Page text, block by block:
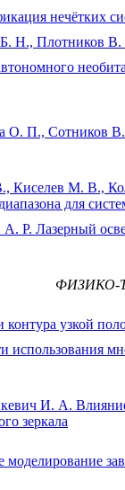
нечётких
Н., Плотников В.
П., Сотников В.
М. В.,
для
Лазерный
ФИЗИКО-
узкой
И. А. Влияние
зеркала